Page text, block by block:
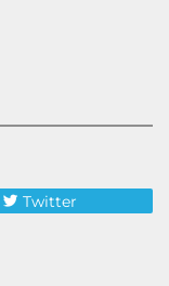
Twitter